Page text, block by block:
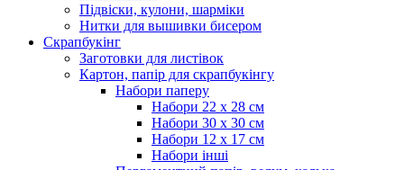
Підвіски, кулони, шарміки
Нитки для вышивки бисером
Скрапбукінг
Заготовки для листівок
Картон, папір для скрапбукінгу
Набори паперу
Набори 22 х 28 см
Набори 30 х 30 см
Набори 12 х 17 см
Набори інші